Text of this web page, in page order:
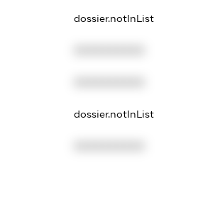
dossier.notInList
dossier.notInList